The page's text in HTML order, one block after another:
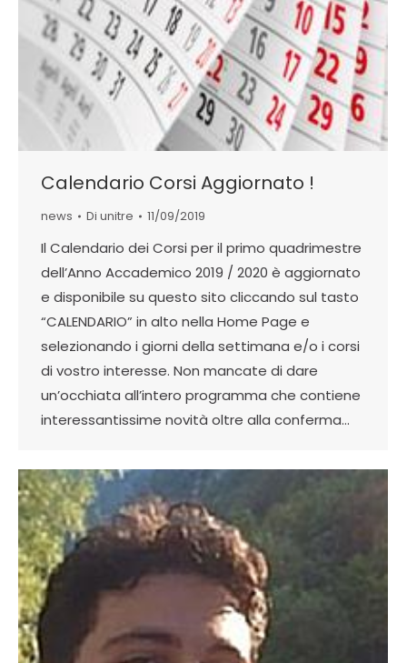
Calendario Corsi Aggiornato !
news Di unitre 11/09/2019
Il Calendario dei Corsi per il primo quadrimestre
dell’Anno Accademico 2019 / 2020 è aggiornato
e disponibile su questo sito cliccando sul tasto
“CALENDARIO” in alto nella Home Page e
selezionando i giorni della settimana e/o i corsi
di vostro interesse. Non mancate di dare
un’occhiata all’intero programma che contiene
interessantissime novità oltre alla conferma…